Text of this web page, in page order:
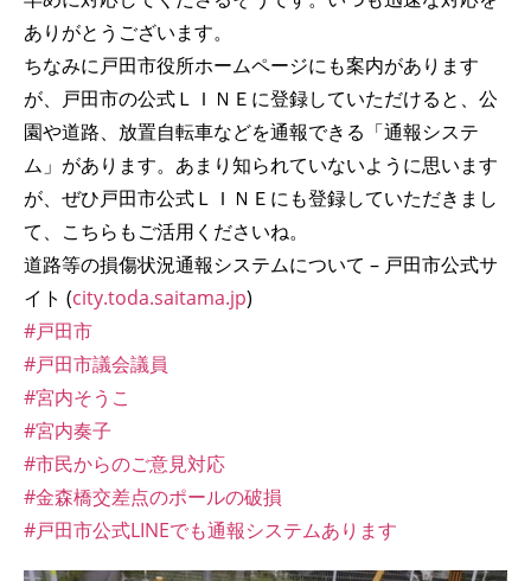
ありがとうございます。
ちなみに戸田市役所ホームページにも案内があります
が、戸田市の公式ＬＩＮＥに登録していただけると、公
園や道路、放置自転車などを通報できる「通報システ
ム」があります。あまり知られていないように思います
が、ぜひ戸田市公式ＬＩＮＥにも登録していただきまし
て、こちらもご活用くださいね。
道路等の損傷状況通報システムについて – 戸田市公式サ
イト (city.toda.saitama.jp)
#戸田市
#戸田市議会議員
#宮内そうこ
#宮内奏子
#市民からのご意見対応
#金森橋交差点のポールの破損
#戸田市公式LINEでも通報システムあります